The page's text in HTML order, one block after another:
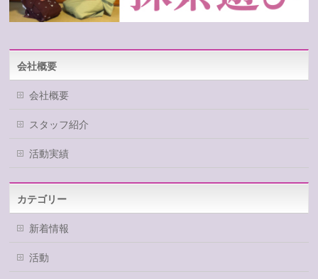
会社概要
会社概要
スタッフ紹介
活動実績
カテゴリー
新着情報
活動